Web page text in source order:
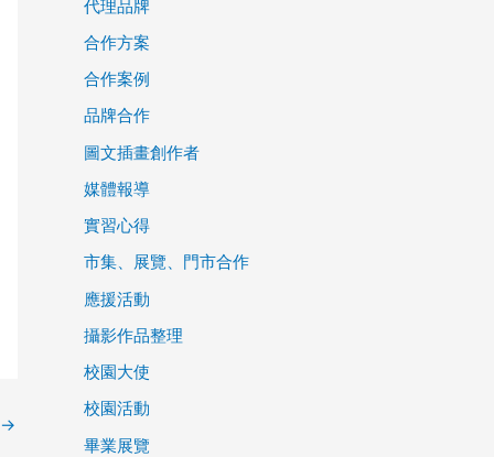
→
代理品牌
合作方案
合作案例
品牌合作
圖文插畫創作者
媒體報導
實習心得
市集、展覽、門市合作
應援活動
攝影作品整理
校園大使
校園活動
畢業展覽